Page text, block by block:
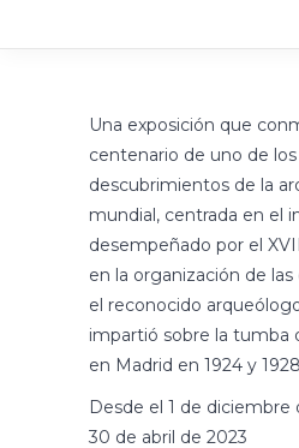
Una exposición que
centenario de uno de
descubrimientos de la
mundial, centrada en el
desempeñado por el
en la organización de
el reconocido
impartió sobre la tumba
en Madrid en 1924 y
Desde el 1 de diciembre
30 de abril de 2023